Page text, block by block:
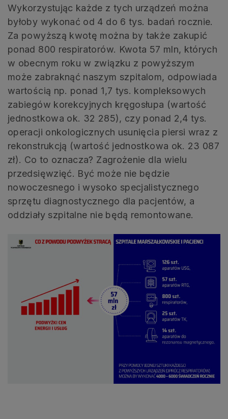
Wykorzystując każde z tych urządzeń można
byłoby wykonać od 4 do 6 tys. badań rocznie.
Za powyższą kwotę można by także zakupić
ponad 800 respiratorów. Kwota 57 mln, których
w obecnym roku w związku z powyższym
może zabraknąć naszym szpitalom, odpowiada
wartością np. ponad 1,7 tys. kompleksowych
zabiegów korekcyjnych kręgosłupa (wartość
jednostkowa ok. 32 285), czy ponad 2,4 tys.
operacji onkologicznych usunięcia piersi wraz z
rekonstrukcją (wartość jednostkowa ok. 23 087
zł). Co to oznacza? Zagrożenie dla wielu
przedsięwzięć. Być może nie będzie
nowoczesnego i wysoko specjalistycznego
sprzętu diagnostycznego dla pacjentów, a
oddziały szpitalne nie będą remontowane.